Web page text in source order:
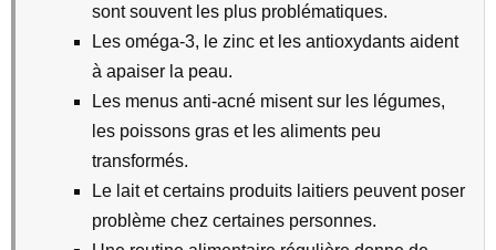
sont souvent les plus problématiques.
Les oméga-3, le zinc et les antioxydants aident
à apaiser la peau.
Les menus anti-acné misent sur les légumes,
les poissons gras et les aliments peu
transformés.
Le lait et certains produits laitiers peuvent poser
problème chez certaines personnes.